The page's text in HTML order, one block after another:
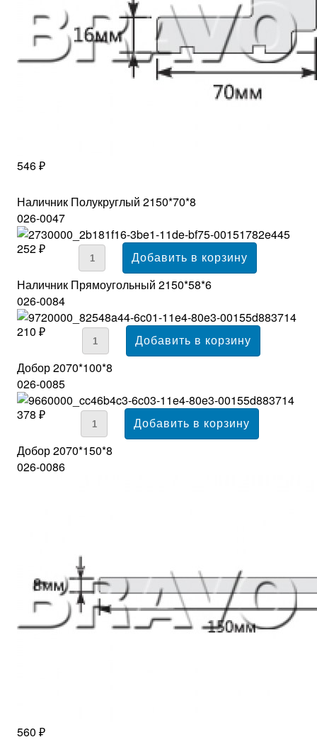
546 ₽
Наличник Полукруглый 2150*70*8
026-0047
252 ₽
Наличник Прямоугольный 2150*58*6
026-0084
210 ₽
Добор 2070*100*8
026-0085
378 ₽
Добор 2070*150*8
026-0086
560 ₽